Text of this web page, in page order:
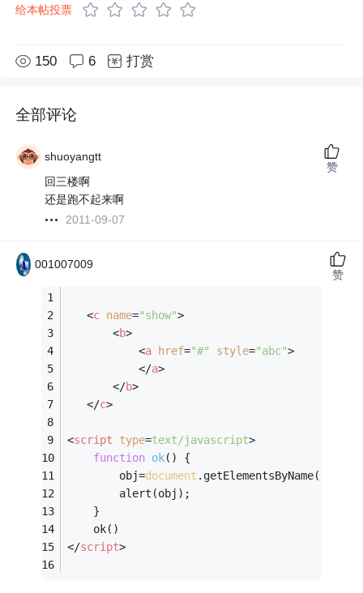
给本帖投票
150 6 打赏
全部评论
shuoyangtt
回三楼啊
还是跑不起来啊
2011-09-07
赞
001007009
<c name="show">
<b>
<a href="#" style="abc">
</a>
</b>
</c>
<script type=text/javascript>
function ok( ) {
        obj=
document .getElementsByName(
		alert(obj);
    }
	ok()
</script>
赞